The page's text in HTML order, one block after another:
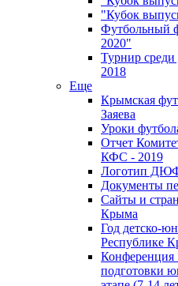
"Кубок
Футбольный
2020"
Турнир
2018
Еще
Крымская
Заяева
Уроки
Отчет
КФС - 2019
Логотип
Документы
Сайты и
Крыма
Год детско-
Республике
Конференция
подготовки